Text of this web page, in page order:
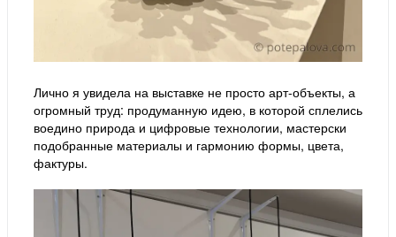
Лично я увидела на выставке не просто арт-объекты, а
огромный труд: продуманную идею, в которой сплелись
воедино природа и цифровые технологии, мастерски
подобранные материалы и гармонию формы, цвета,
фактуры.